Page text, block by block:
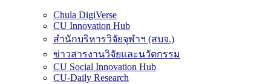
Chula DigiVerse
CU Innovation Hub
สำนักบริหารวิจัยจุฬาฯ (สบจ.)
ข่าวสารงานวิจัยและนวัตกรรม
CU Social Innovation Hub
CU-Daily Research